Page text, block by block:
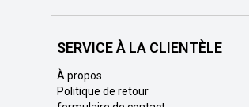
SERVICE À LA CLIENTÈLE
À propos
Politique de retour